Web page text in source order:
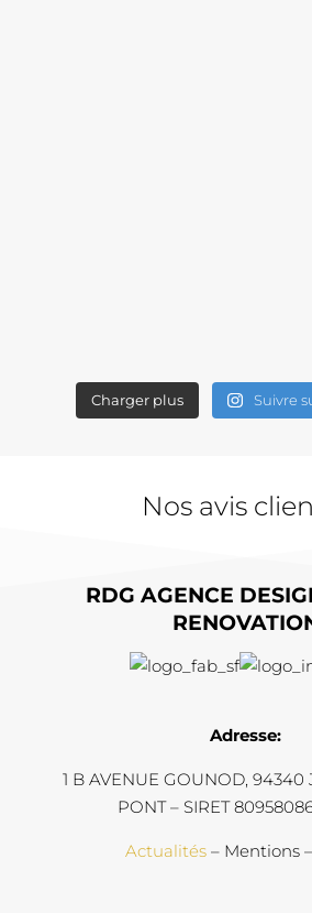
Charger plus Suivre
Nos avis
RDG AGENCE
Adresse:
1 B AVENUE GOUNOD, 94340
PONT – SIRET
Actualités – Mentions